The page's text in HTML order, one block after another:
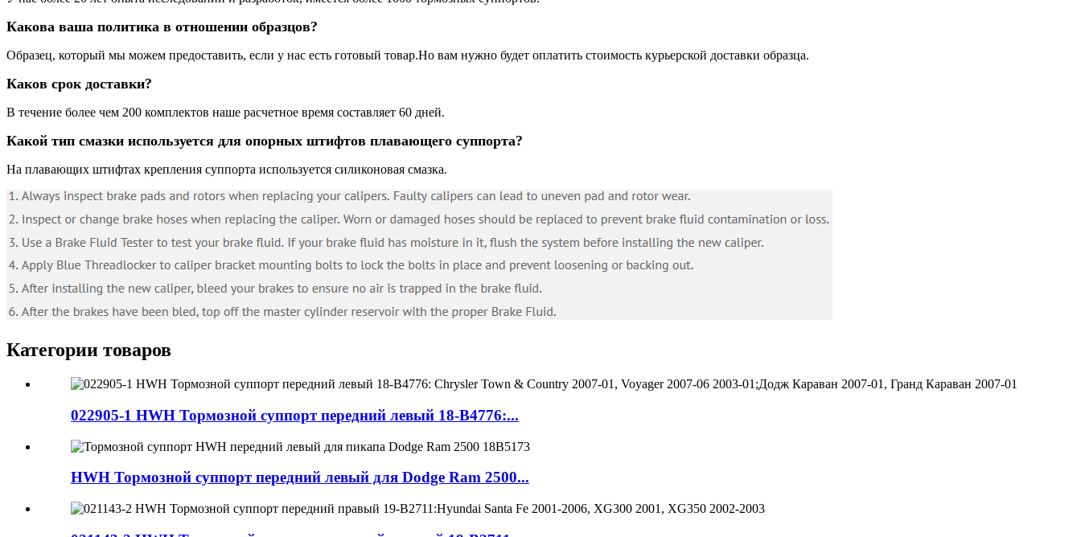
Какова ваша политика в отношении образцов?
Образец, который мы можем предоставить, если у нас есть готовый товар.Но вам нужно будет оплатить стоимость курьерской доставки образца.
Каков срок доставки?
В течение более чем 200 комплектов наше расчетное время составляет 60 дней.
Какой тип смазки используется для опорных штифтов плавающего суппорта?
На плавающих штифтах крепления суппорта используется силиконовая смазка.
Категории товаров
022905-1 HWH Тормозной суппорт передний левый 18-B4776:...
HWH Тормозной суппорт передний левый для Dodge Ram 2500...